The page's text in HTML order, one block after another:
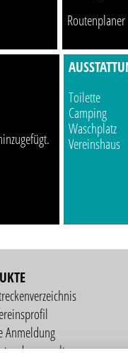
Routenplaner
Toilette
Camping
Waschplatz
Vereinshaus
Anmeldung